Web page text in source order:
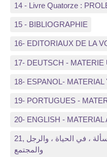
14 - Livre Quatorze :
15 - BIBLIOGRAPHIE
16- EDITORIAUX DE LA
17- DEUTSCH -
18- ESPANOL-
19- PORTUGUES -
20- ENGLISH -
21, مواد والثورة : من هذه المسألة ، في الحياة ، والرجل
والمجتمع